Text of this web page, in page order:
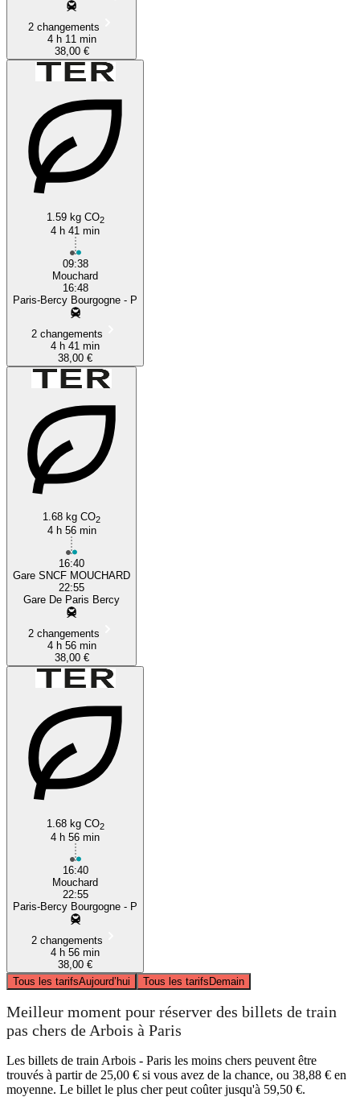
2 changements
4 h 11 min
38,00 €
1.59 kg CO2
4 h 41 min
09:38
Mouchard
16:48
Paris-Bercy Bourgogne - P
2 changements
4 h 41 min
38,00 €
1.68 kg CO2
4 h 56 min
16:40
Gare SNCF MOUCHARD
22:55
Gare De Paris Bercy
2 changements
4 h 56 min
38,00 €
1.68 kg CO2
4 h 56 min
16:40
Mouchard
22:55
Paris-Bercy Bourgogne - P
2 changements
4 h 56 min
38,00 €
Tous les tarifsAujourd’hui Tous les tarifsDemain
Meilleur moment pour réserver des billets de train
pas chers de Arbois à Paris
Les billets de train Arbois - Paris les moins chers peuvent être
trouvés à partir de 25,00 € si vous avez de la chance, ou 38,88 € en
moyenne. Le billet le plus cher peut coûter jusqu'à 59,50 €.